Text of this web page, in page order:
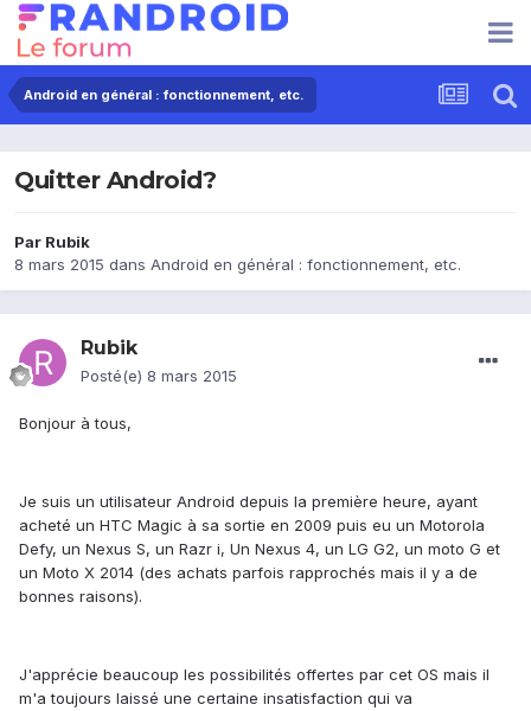
Android en général : fonctionnement, etc.
Quitter Android?
Par Rubik
8 mars 2015 dans Android en général : fonctionnement, etc.
Rubik
Posté(e) 8 mars 2015
Bonjour à tous,
Je suis un utilisateur Android depuis la première heure, ayant
acheté un HTC Magic à sa sortie en 2009 puis eu un Motorola
Defy, un Nexus S, un Razr i, Un Nexus 4, un LG G2, un moto G et
un Moto X 2014 (des achats parfois rapprochés mais il y a de
bonnes raisons).
J'apprécie beaucoup les possibilités offertes par cet OS mais il
m'a toujours laissé une certaine insatisfaction qui va